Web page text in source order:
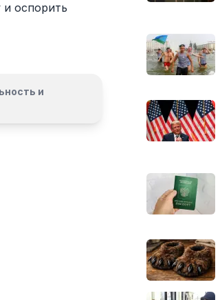
оспорить
и